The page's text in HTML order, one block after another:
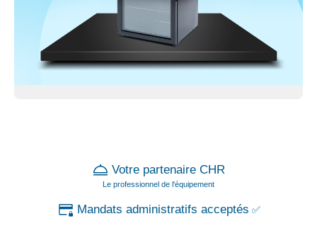
Votre partenaire CHR
Le professionnel de l'équipement
Mandats administratifs acceptés ✅